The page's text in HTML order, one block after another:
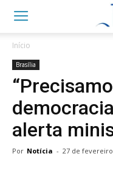
Início
Brasília
alerta
Por Notícia - 27 de fevereiro